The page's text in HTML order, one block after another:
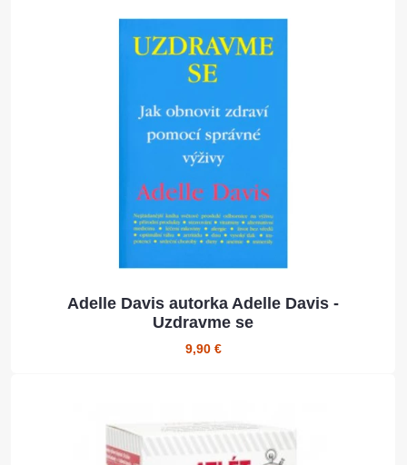
Adelle Davis autorka Adelle Davis -
Uzdravme se
9,90 €